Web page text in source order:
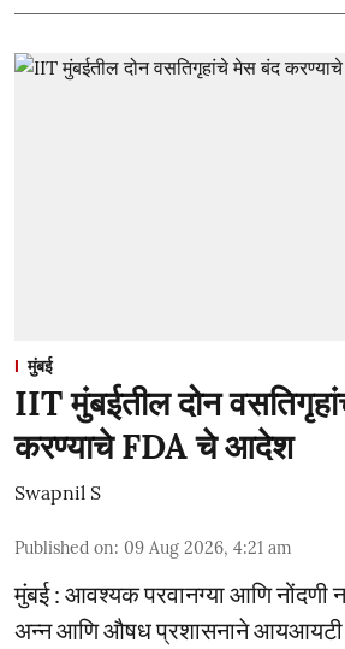
मुंबई
IIT मुंबईतील दोन
करण्याचे FDA चे आदेश
Swapnil S
Published on: 09 Aug 2026, 4:21 am
मुंबई : आवश्यक परवानग्या आणि नोंदणी
अन्न आणि औषध प्रशासनाने आयआयटी